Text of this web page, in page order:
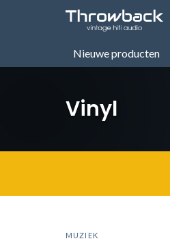
Nieuwe producten
Vinyl
MUZIEK